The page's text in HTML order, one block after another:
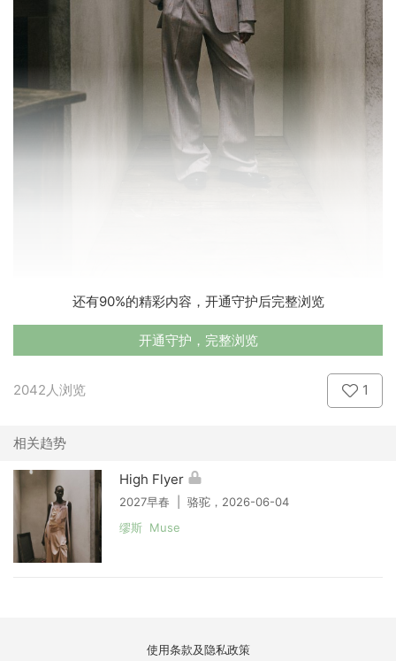
还有90%的精彩内容，开通守护后完整浏览
开通守护，完整浏览
2042人浏览 1
相关趋势
High Flyer
2027早春 | 骆驼，2026-06-04
缪斯 Muse
使用条款及隐私政策